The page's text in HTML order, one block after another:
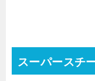
スーパースチ